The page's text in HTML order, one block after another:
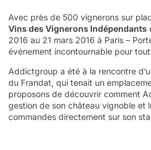
Avec près de 500 vignerons sur
Vins des Vignerons Indépendants
2016 au 21 mars 2016 à Paris –
événement incontournable pour
Addictgroup a été à la rencontre
du Frandat, qui tenait un
proposons de découvrir comment
gestion de son château vignoble et
commandes directement sur son